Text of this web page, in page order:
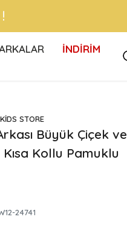
İNDİRİM
STORE
Büyük Çiçek ve
Kısa Kollu Pamuklu
24741